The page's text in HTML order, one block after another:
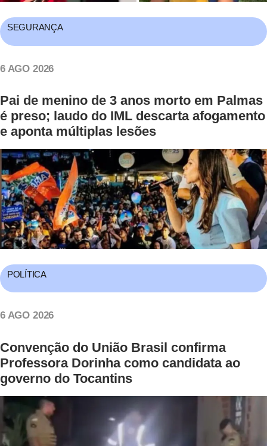
SEGURANÇA
6 AGO 2026
Pai de menino de 3 anos morto em Palmas
é preso; laudo do IML descarta afogamento
e aponta múltiplas lesões
POLÍTICA
6 AGO 2026
Convenção do União Brasil confirma
Professora Dorinha como candidata ao
governo do Tocantins